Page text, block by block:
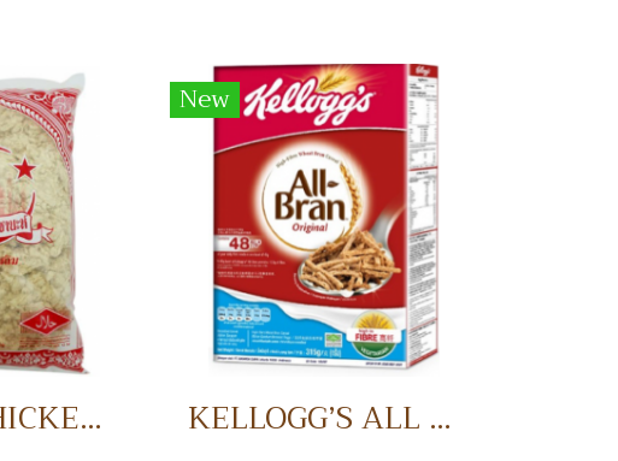
FLOSSY CHICKEN 1 KG. ไก่หยอง
New
KELLOGG’S ALL BRAN อาหารเช้า